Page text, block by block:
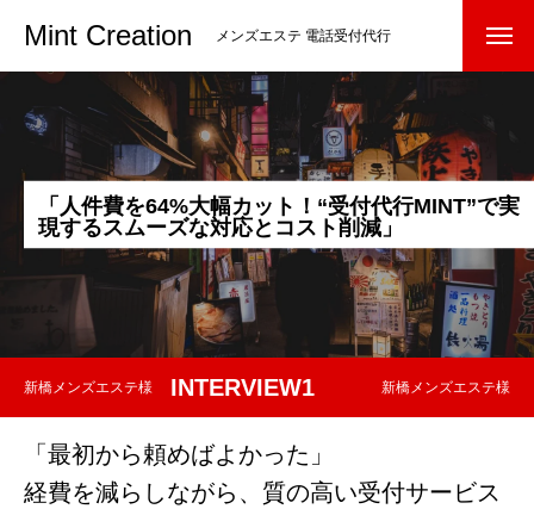
Mint Creation メンズエステ 電話受付代行
「 人件費を64%大幅カ ッ ト ！ “受付代行MINT”で実
現するスムーズな対応と コ ス ト削減 」
新橋メンズエステ様 INTERVIEW1 新橋メンズエステ様
「最初から頼めばよかった」
経費を減らしながら、質の高い受付サービス